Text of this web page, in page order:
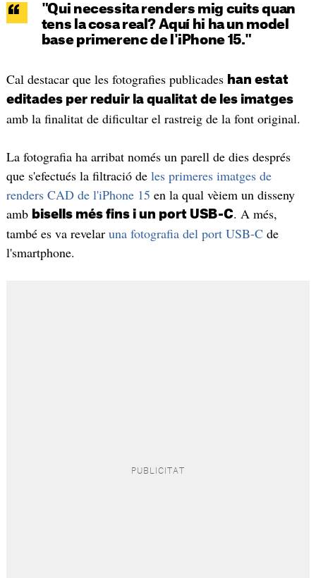
"Qui necessita renders mig cuits quan
tens la cosa real? Aquí hi ha un model
base primerenc de l'iPhone 15."
Cal destacar que les fotografies publicades han estat
editades per reduir la qualitat de les imatges
amb la finalitat de dificultar el rastreig de la font original.
La fotografia ha arribat només un parell de dies després
que s'efectués la filtració de les primeres imatges de
renders CAD de l'iPhone 15 en la qual vèiem un disseny
amb bisells més fins i un port USB-C. A més,
també es va revelar una fotografia del port USB-Cde
l'smartphone.